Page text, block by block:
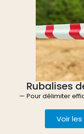
Rubalises
— Pour délimiter
Voir